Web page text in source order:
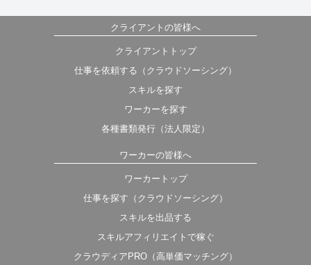
クライアントの皆様へ
クライアントトップ
仕事を依頼する（クラウドソーシング）
スキルを探す
ワーカーを探す
各種書類発行（法人限定）
ワーカーの皆様へ
ワーカートップ
仕事を探す（クラウドソーシング）
スキルを出品する
スキルアフィリエイトで稼ぐ
クラウディアPRO（高単価マッチング）